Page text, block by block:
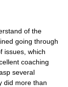
of the
going through
issues, which
coaching
several
did more than